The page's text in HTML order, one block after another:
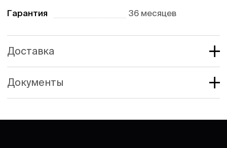
Гарантия
36 месяцев
Доставка
Документы